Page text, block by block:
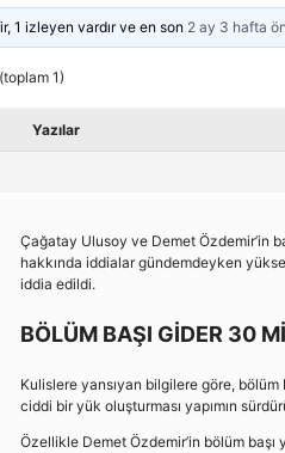
1 izleyen vardır ve en son 2 ay 3 hafta
1)
Yazılar
Çağatay Ulusoy ve Demet Özdemir’in
hakkında iddialar gündemdeyken
iddia edildi.
BÖLÜM BAŞI GİDER 30
Kulislere yansıyan bilgilere göre,
ciddi bir yük oluşturması yapımın
Özellikle Demet Özdemir’in bölüm